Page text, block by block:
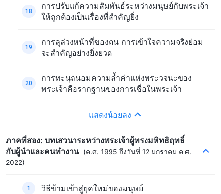
18
การปรับแก้ความสัมพันธ์ระหว่างมนุษย์กับพระเจ้า
ให้ถูกต้องเป็นเรื่องที่สำคัญยิ่ง
19
การลุล่วงหน้าที่ของตน การเข้าใจความจริงย่อม
จะสำคัญอย่างยิ่งยวด
20
การทะนุถนอมความล้ำค่าแห่งพระวจนะของ
พระเจ้าคือรากฐานของการเชื่อในพระเจ้า
แสดงน้อยลง
ภาคที่สอง: บทเสวนาระหว่างพระเจ้าผู้ทรงมหิทธิฤทธิ์
กับผู้นำและคนทำงาน (ค.ศ. 1995 ถึงวันที่ 12 มกราคม ค.ศ.
2022)
1 วิธีข้ามเข้าสู่ยุคใหม่ของมนุษย์